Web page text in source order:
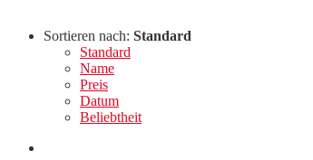
Sortieren nach: Standard
Standard
Name
Preis
Datum
Beliebtheit